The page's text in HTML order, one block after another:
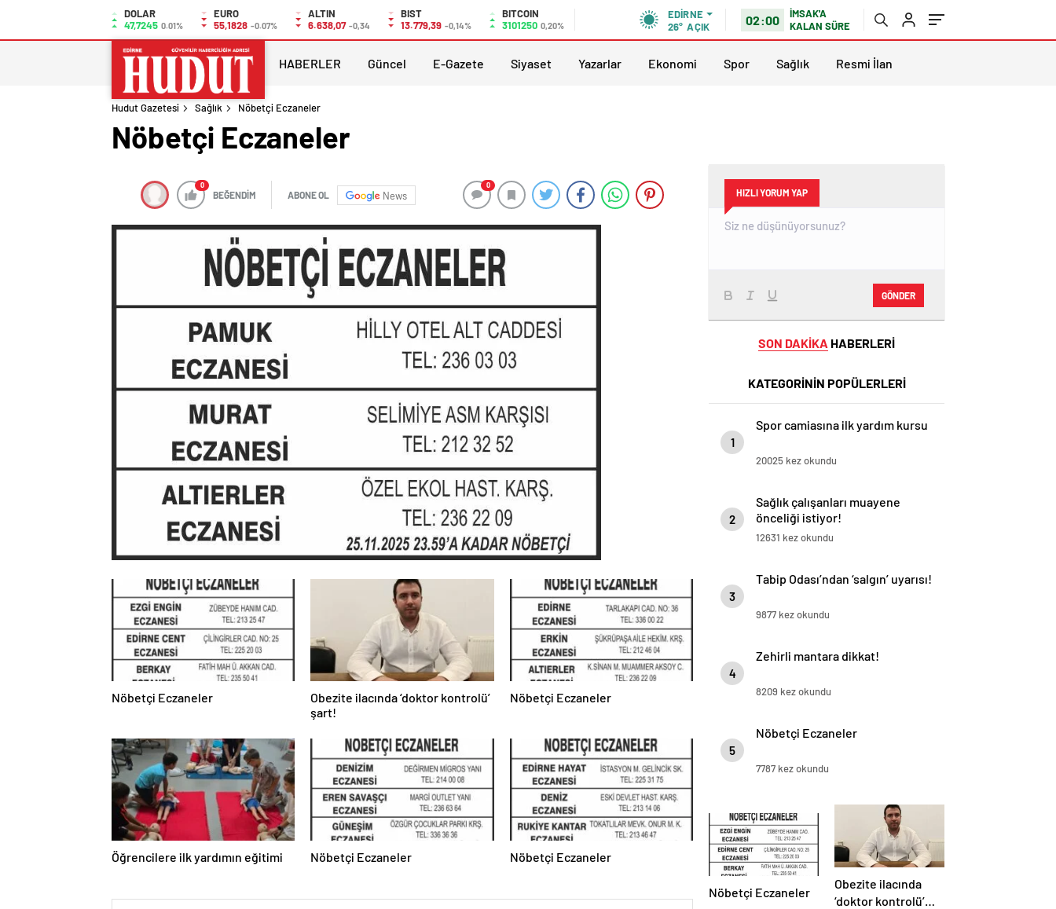
DOLAR
47,7245 0.01%
EURO
55,1828 -0.07%
ALTIN
6.638,07 -0,34
BIST
13.779,39 -0,14%
BITCOIN
3101250 0,20%
EDIRNE
26° AÇIK 02:00
İMSAK'A
KALAN SÜRE
HABERLER Güncel E-Gazete Siyaset Yazarlar Ekonomi Spor Sağlık Resmi İlan
Hudut Gazetesi Sağlık Nöbetçi Eczaneler
Nöbetçi Eczaneler
0
BEĞENDİM ABONE OL News
0
Nöbetçi Eczaneler
Obezite ilacında ‘doktor kontrolü’
şart!
Nöbetçi Eczaneler
Öğrencilere ilk yardımın eğitimi Nöbetçi Eczaneler Nöbetçi Eczaneler
HIZLI YORUM YAP
GÖNDER
SON DAKİKA HABERLERİ
KATEGORİNİN POPÜLERLERİ
1
Spor camiasına ilk yardım kursu
20025 kez okundu
2
Sağlık çalışanları muayene
önceliği istiyor!
12631 kez okundu
3
Tabip Odası’ndan ‘salgın’ uyarısı!
9877 kez okundu
4
Zehirli mantara dikkat!
8209 kez okundu
5
Nöbetçi Eczaneler
7787 kez okundu
Nöbetçi Eczaneler
Obezite ilacında
‘doktor kontrolü’